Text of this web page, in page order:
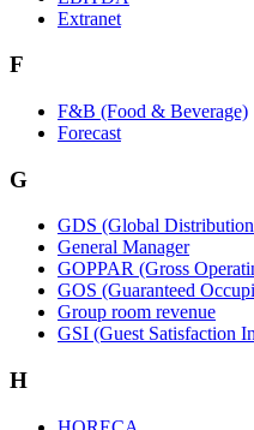
Extranet
F
F&B (Food & Beverage)
Forecast
G
GDS (Global
General Manager
GOPPAR (Gross
GOS (Guaranteed
Group room revenue
GSI (Guest Satisfaction
H